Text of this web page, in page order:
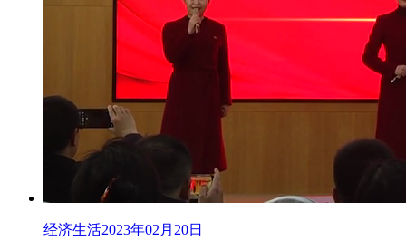
经济生活2023年02月20日